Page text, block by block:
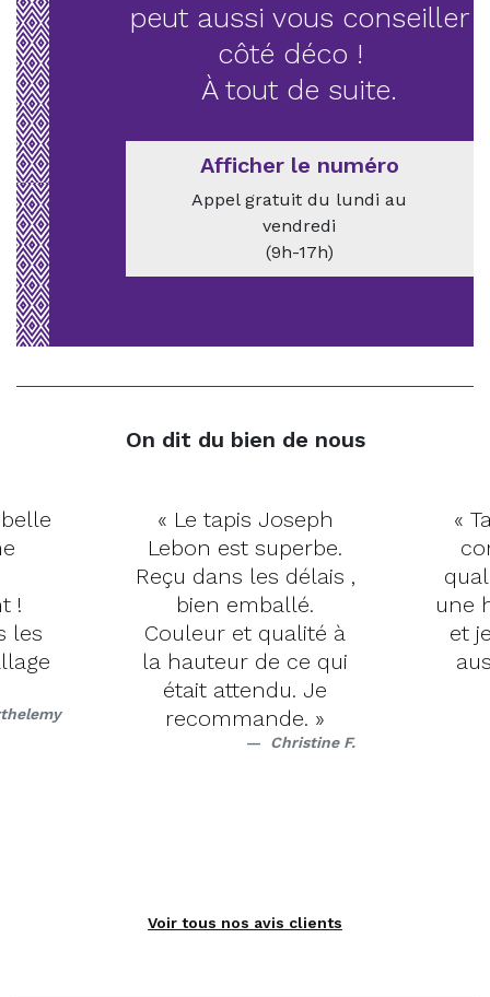
peut aussi vous conseiller
côté déco !
À tout de suite.
Afficher le numéro
Appel gratuit du lundi au
vendredi
(9h-17h)
On dit du bien de nous
!
les
« Le tapis Joseph
Lebon est superbe.
Reçu dans les délais ,
bien emballé.
Couleur et qualité à
la hauteur de ce qui
était attendu. Je
recommande. »
Christine F.
«
une
et
Voir tous nos avis clients